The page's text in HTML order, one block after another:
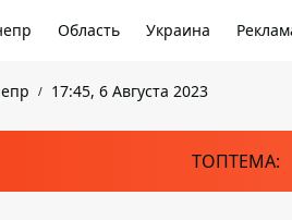
Область Украина
17:45, 6 Августа 2023
ТОПТЕМА: